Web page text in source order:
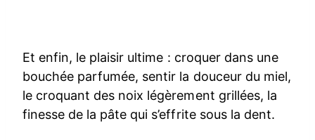
Et enfin, le plaisir ultime : croquer dans une
bouchée parfumée, sentir la douceur du miel,
le croquant des noix légèrement grillées, la
finesse de la pâte qui s’effrite sous la dent.